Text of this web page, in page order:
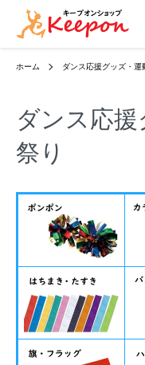
ホーム ダンス応援グッズ・運
ダンス応援
祭り